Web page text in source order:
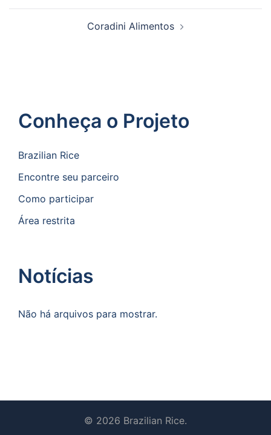
Coradini Alimentos
Conheça o Projeto
Brazilian Rice
Encontre seu parceiro
Como participar
Área restrita
Notícias
Não há arquivos para mostrar.
© 2026 Brazilian Rice.